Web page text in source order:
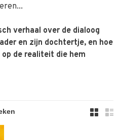
verhaal over de dialoog
en zijn dochtertje, en hoe
de realiteit die hem